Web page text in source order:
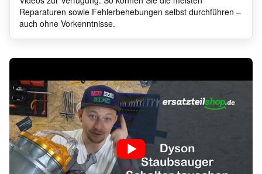
Reparaturen sowie Fehlerbehebungen selbst durchführen –
auch ohne Vorkenntnisse.